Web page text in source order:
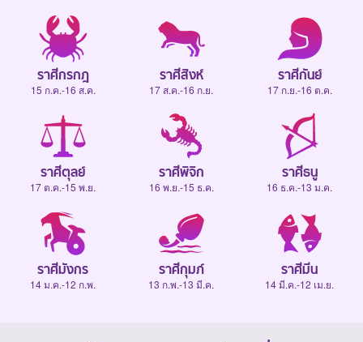
ราศีกรกฎ
15 ก.ค.-16 ส.ค.
ราศีสิงห์
17 ส.ค.-16 ก.ย.
ราศีกันย์
17 ก.ย.-16 ต.ค.
ราศีตุลย์
17 ต.ค.-15 พ.ย.
ราศีพิจิก
16 พ.ย.-15 ธ.ค.
ราศีธนู
16 ธ.ค.-13 ม.ค.
ราศีมังกร
14 ม.ค.-12 ก.พ.
ราศีกุมภ์
13 ก.พ.-13 มี.ค.
ราศีมีน
14 มี.ค.-12 เม.ย.